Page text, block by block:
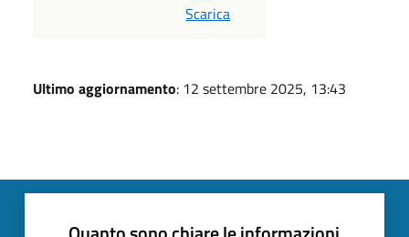
PDF
Scarica
Ultimo aggiornamento: 12 settembre 2025, 13:43